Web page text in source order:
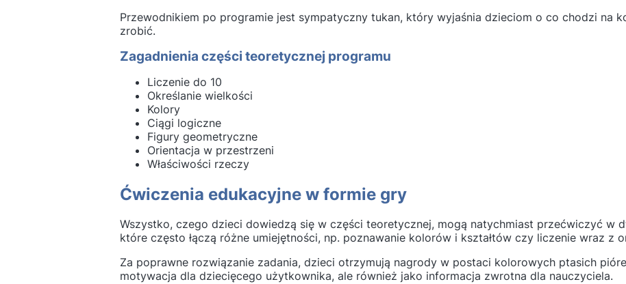
Przewodnikiem po programie jest sympatyczny tukan, który wyjaśnia dzieciom o co chodzi na
zrobić.
Zagadnienia części teoretycznej programu
Liczenie do 10
Określanie wielkości
Kolory
Ciągi logiczne
Figury geometryczne
Orientacja w przestrzeni
Właściwości rzeczy
Ćwiczenia edukacyjne w formie gry
Wszystko, czego dzieci dowiedzą się w części teoretycznej, mogą natychmiast przećwiczyć w
które często łączą różne umiejętności, np. poznawanie kolorów i kształtów czy liczenie wraz z
Za poprawne rozwiązanie zadania, dzieci otrzymują nagrody w postaci kolorowych ptasich
motywacja dla dziecięcego użytkownika, ale również jako informacja zwrotna dla nauczyciela.